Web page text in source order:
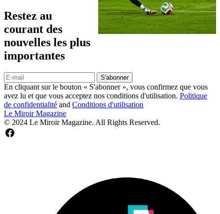
Restez au
courant des
nouvelles les plus
importantes
S'abonner
En cliquant sur le bouton « S'abonner », vous confirmez que vous
avez lu et que vous acceptez nos conditions d'utilisation. Politique
de confidentialité and Conditions d'utilisation
Le Miroir Magazine
© 2024 Le Miroir Magazine. All Rights Reserved.